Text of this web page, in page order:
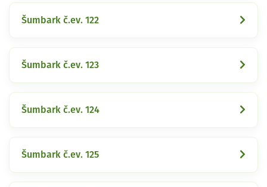
Šumbark č.ev. 122
Šumbark č.ev. 123
Šumbark č.ev. 124
Šumbark č.ev. 125